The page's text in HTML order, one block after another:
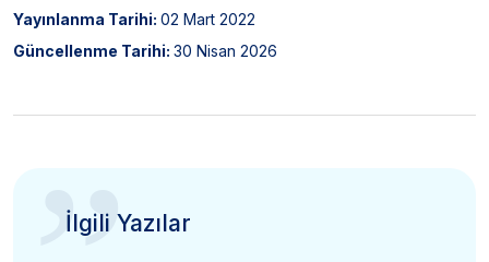
Yayınlanma Tarihi: 02 Mart 2022
Güncellenme Tarihi: 30 Nisan 2026
İlgili Yazılar